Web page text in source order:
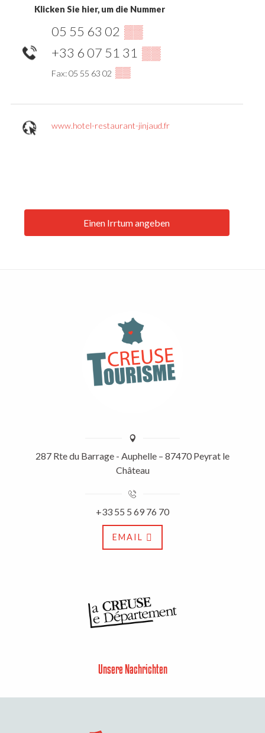
Klicken Sie hier, um die Nummer
05 55 63 02 ▒▒
+33 6 07 51 31 ▒▒
Fax: 05 55 63 02 ▒▒
www.hotel-restaurant-jinjaud.fr
Einen Irrtum angeben
287 Rte du Barrage - Auphelle – 87470 Peyrat le
Château
+33 55 5 69 76 70
EMAIL
Unsere Nachrichten